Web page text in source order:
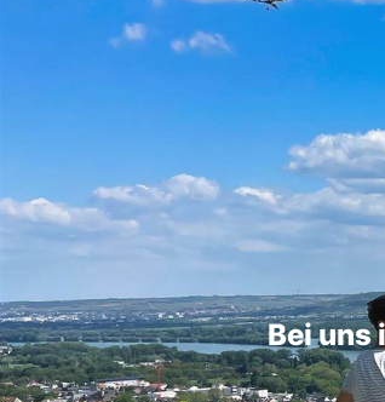
Bei uns